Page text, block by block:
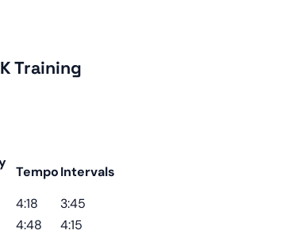
Training
TempoIntervals
4:18
3:45
4:48
4:15